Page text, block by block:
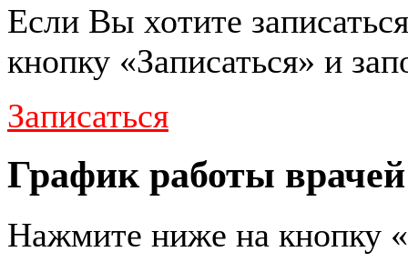
Если Вы хотите
кнопку «Записаться» и
Записаться
График работы врачей
Нажмите ниже на кнопку